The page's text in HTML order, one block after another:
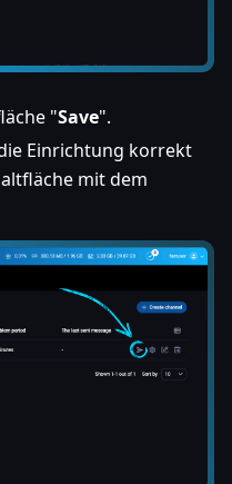
"Save".
Einrichtung korrekt
mit dem